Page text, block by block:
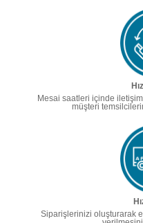
Mesai saatleri içinde
müşteri
Siparişlerinizi oluşturarak